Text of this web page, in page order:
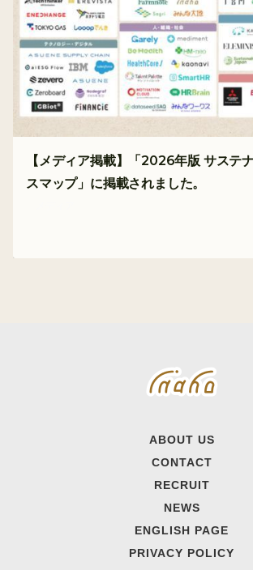
【メディア掲載】「2026年版 サステ
スマップ」に掲載されました。
ABOUT US
CONTACT
RECRUIT
NEWS
ENGLISH PAGE
PRIVACY POLICY